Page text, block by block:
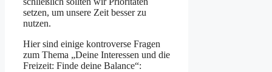
setzen, um unsere Zeit besser zu
nutzen.
Hier sind einige kontroverse Fragen
zum Thema „Deine Interessen und die
Freizeit: Finde deine Balance“: